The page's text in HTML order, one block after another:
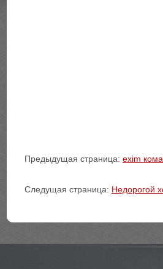
Предыдущая страница: exim
Следущая страница: Недорогой